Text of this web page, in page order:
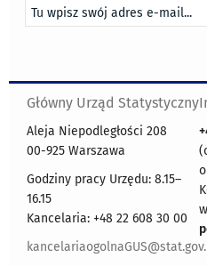
Główny Urząd Statystyczny
Aleja Niepodległości 208
00-925 Warszawa
Godziny pracy Urzędu: 8.15–
16.15
Kancelaria: +48 22 608 30 00